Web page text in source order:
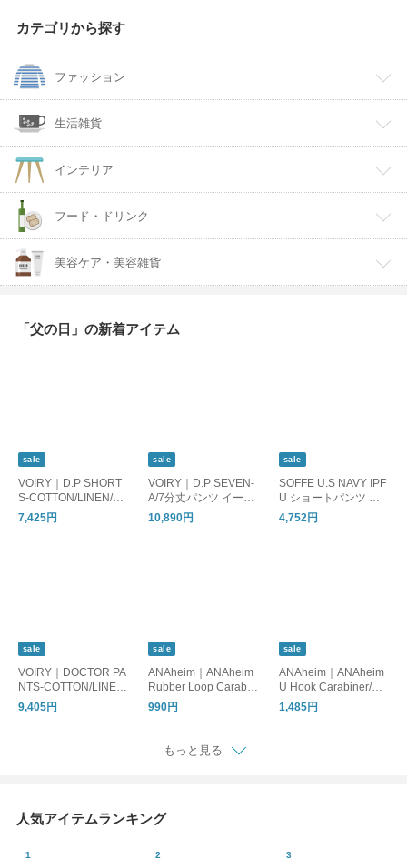
カテゴリから探す
ファッション
生活雑貨
インテリア
フード・ドリンク
美容ケア・美容雑貨
「父の日」の新着アイテム
sale
VOIRY｜D.P SHORT
S-COTTON/LINEN/ハ
ーフパンツ ショート
パンツ
7,425円
sale
VOIRY｜D.P SEVEN-
A/7分丈パンツ イージ
ーパンツ
10,890円
sale
SOFFE U.S NAVY IPF
U ショートパンツ ネ
イビー/ミリタリー 短
パン
4,752円
sale
VOIRY｜DOCTOR PA
NTS-COTTON/LINEN/
イージーパンツ コッ
トン リネン
9,405円
sale
ANAheim｜ANAheim
Rubber Loop Carabin
er/カラビナ キーホル
ダー
990円
sale
ANAheim｜ANAheim
U Hook Carabiner/カ
ラビナ キーホルダー
1,485円
もっと見る
人気アイテムランキング